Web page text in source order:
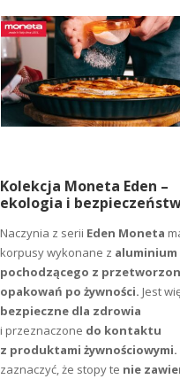
Kolekcja Moneta Eden –
ekologia i
Naczynia z serii Eden Moneta
korpusy wykonane z aluminium
pochodzącego z
opakowań po żywności. Jest
bezpieczne dla zdrowia
i przeznaczone do kontaktu
z produktami żywnościowymi.
zaznaczyć, że stopy te nie